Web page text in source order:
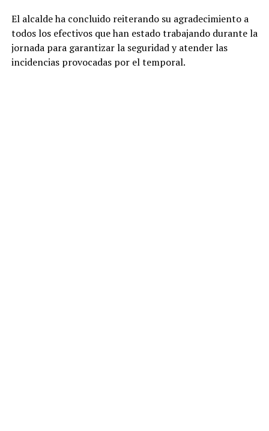
El alcalde ha concluido reiterando su agradecimiento a
todos los efectivos que han estado trabajando durante la
jornada para garantizar la seguridad y atender las
incidencias provocadas por el temporal.